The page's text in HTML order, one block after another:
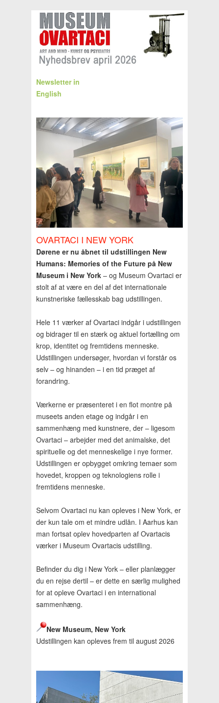
Newsletter in
English
OVARTACI I NEW YORK
Dørene er nu åbnet til udstillingen New
Humans: Memories of the Future på New
Museum i New York – og Museum Ovartaci er
stolt af at være en del af det internationale
kunstneriske fællesskab bag udstillingen.
Hele 11 værker af Ovartaci indgår i udstillingen
og bidrager til en stærk og aktuel fortælling om
krop, identitet og fremtidens menneske.
Udstillingen undersøger, hvordan vi forstår os
selv – og hinanden – i en tid præget af
forandring.
Værkerne er præsenteret i en flot montre på
museets anden etage og indgår i en
sammenhæng med kunstnere, der – ligesom
Ovartaci – arbejder med det animalske, det
spirituelle og det menneskelige i nye former.
Udstillingen er opbygget omkring temaer som
hovedet, kroppen og teknologiens rolle i
fremtidens menneske.
Selvom Ovartaci nu kan opleves i New York, er
der kun tale om et mindre udlån. I Aarhus kan
man fortsat oplev hovedparten af Ovartacis
værker i Museum Ovartacis udstilling.
Befinder du dig i New York – eller planlægger
du en rejse dertil – er dette en særlig mulighed
for at opleve Ovartaci i en international
sammenhæng.
New Museum, New York
Udstillingen kan opleves frem til august 2026